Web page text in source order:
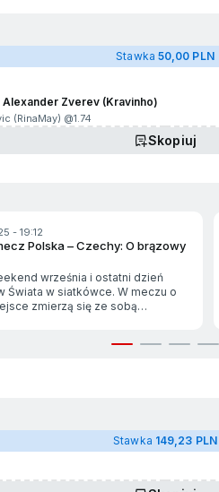
Stawka 50,00 PLN
Zverev (Kravinho)
(RinaMay) @1.74
Skopiuj
- 19:12
Polska – Czechy: O brązowy
września i ostatni dzień
Świata w siatkówce. W meczu o
zmierzą się ze sobą
meczu półfinałowym, a Czesi
na tym turnieju.
Stawka 149,23 PLN